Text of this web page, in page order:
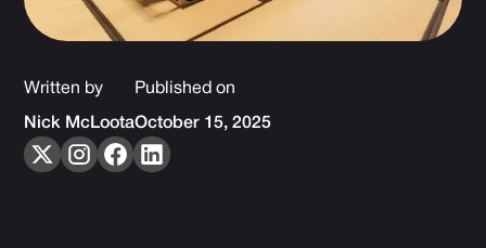
Written by
Nick McLoota
Published on
October 15, 2025